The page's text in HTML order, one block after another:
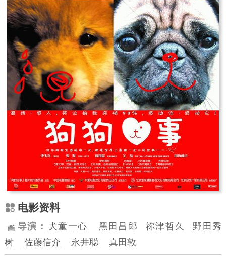
电影资料
导演： 犬童一心 黑田昌郎 祢津哲久
野田秀
树
佐藤信介 永井聪 真田敦